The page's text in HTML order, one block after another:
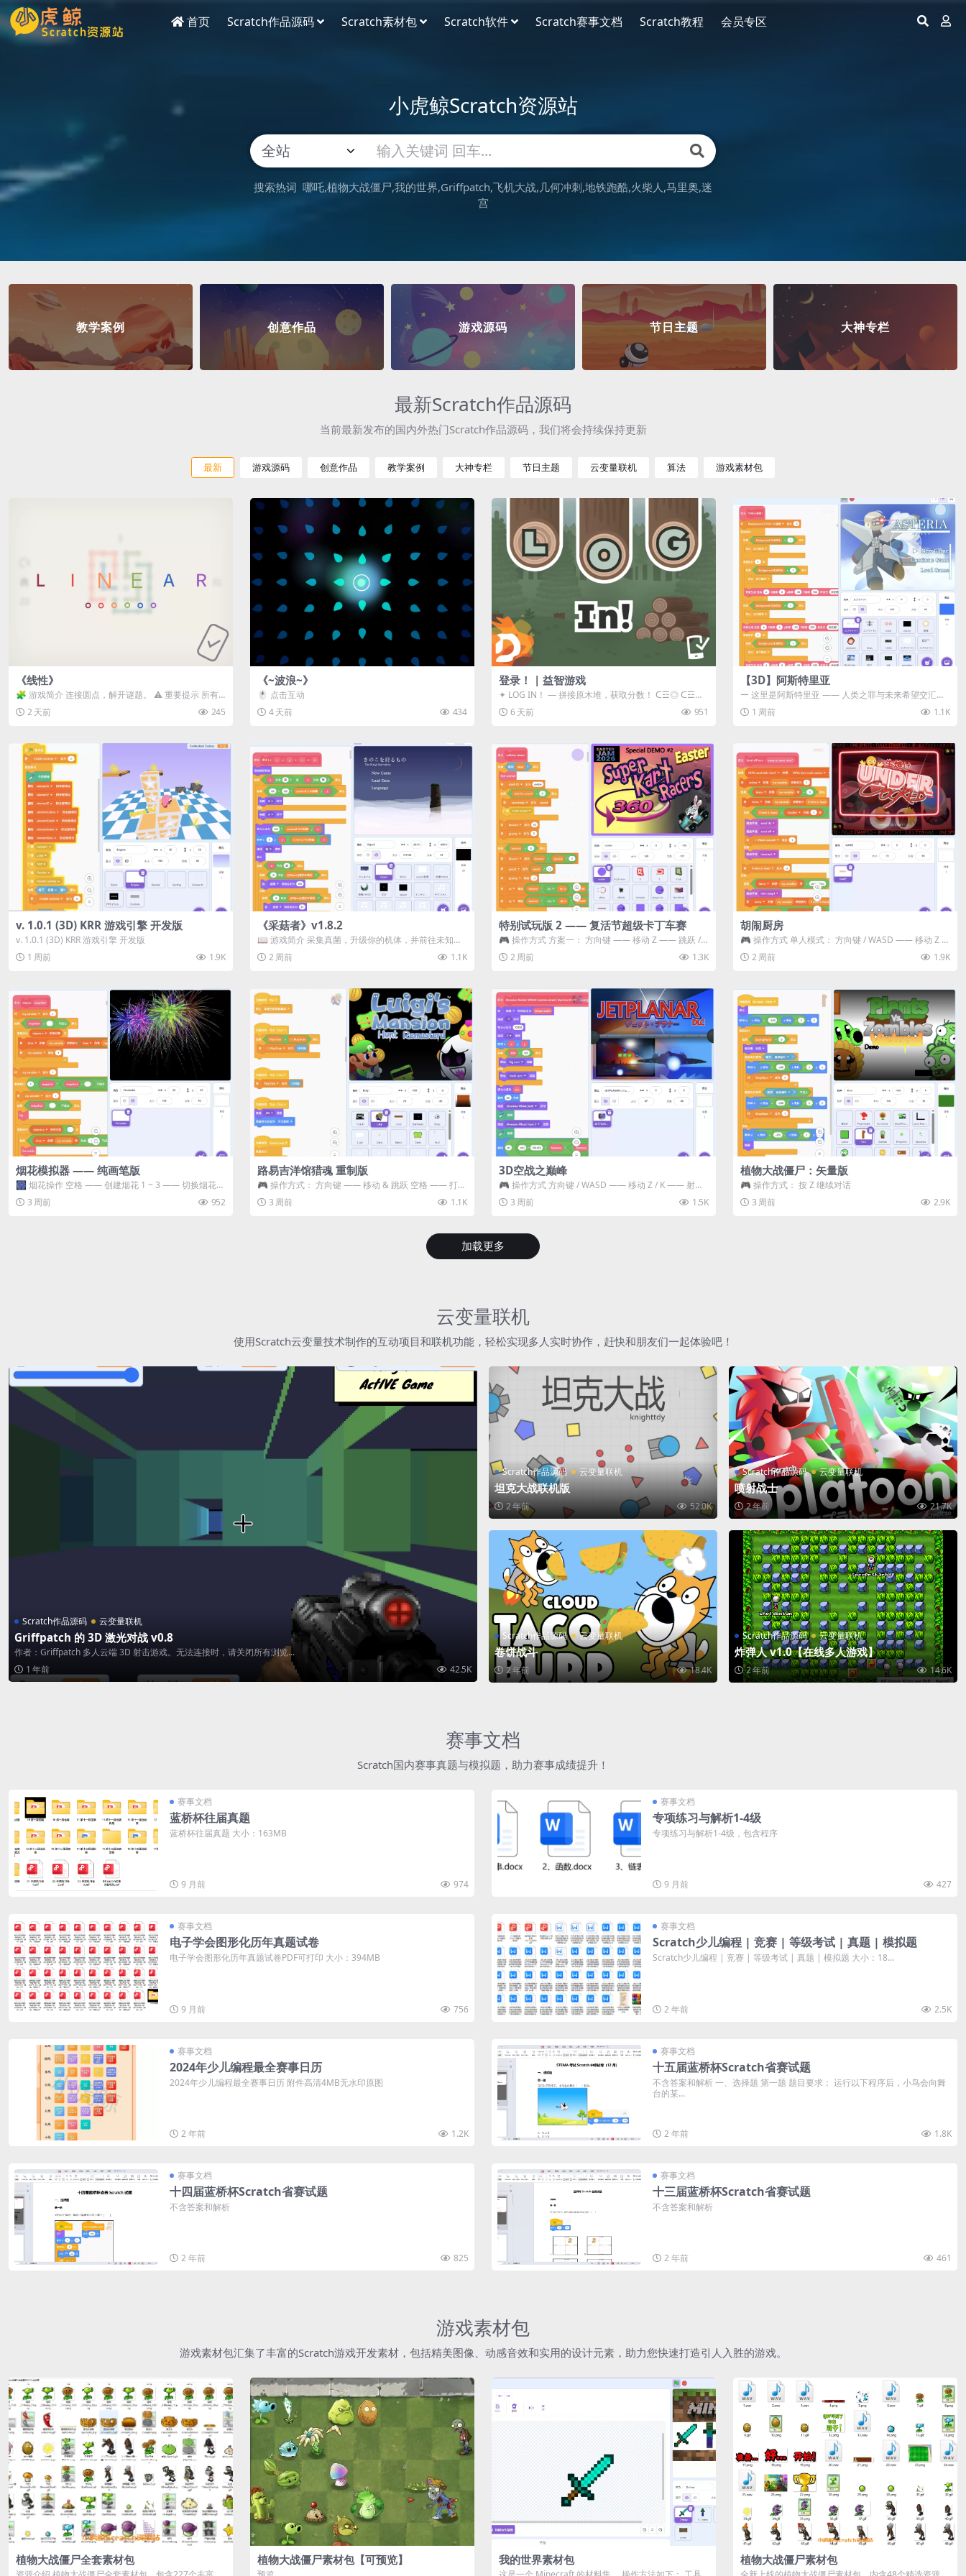
首页 Scratch作品源码 Scratch素材包 Scratch软件 Scratch赛事文档 Scratch教程 会员专区
小虎鲸Scratch资源站
搜索热词 哪吒 植物大战僵尸 我的世界 Griffpatch 飞机大战 几何冲刺 地铁跑酷 火柴人 马里奥 迷
宫
教学案例 创意作品 游戏源码 节日主题 大神专栏
最新Scratch作品源码
当前最新发布的国内外热门Scratch作品源码，我们将会持续保持更新
最新 游戏源码 创意作品 教学案例 大神专栏 节日主题 云变量联机 算法 游戏素材包
《线性》
🧩 游戏简介 连接圆点，解开谜题。 ⚠️ 重要提示 所有
关卡均可通关，请确保使用...
2 天前 245
《~波浪~》
🖱️ 点击互动
4 天前
434
登录！ | 益智游戏
✦ LOG IN！ — 拼接原木堆，获取分数！ ᑕ☲◎ ᑕ☲◎
ᑕ☲◎ ᑕ☲◎ ...
6 天前 951
【3D】阿斯特里亚
ー 这里是阿斯特里亚 —— 人类之罪与未来希望交汇之
地 📖 游戏简介 《阿斯特里...
1 周前 1.1K
v. 1.0.1 (3D) KRR 游戏引擎 开发版
v. 1.0.1 (3D) KRR 游戏引擎 开发版
1 周前
1.9K
《采菇者》v1.8.2
📖 游戏简介 采集真菌，升级你的机体，并前往未知领
域探索。 这是一款静谧的探索冒...
2 周前 1.1K
特别试玩版 2 —— 复活节超级卡丁车赛
🎮 操作方式 方案一： 方向键 —— 移动 Z —— 跳跃 /
漂移 方案二： ...
2 周前 1.3K
胡闹厨房
🎮 操作方式 单人模式： 方向键 / WASD —— 移动 Z /
K —— 抓...
2 周前 1.9K
烟花模拟器 —— 纯画笔版
🎆 烟花操作 空格 —— 创建烟花 1 ~ 3 —— 切换烟花类
型 普通烟花 嘶...
3 周前 952
路易吉洋馆猎魂 重制版
🎮 操作方式： 方向键 —— 移动 & 跳跃 空格 —— 打开
宝箱 将你...
3 周前 1.1K
3D空战之巅峰
🎮 操作方式 方向键 / WASD —— 移动 Z / K —— 射击 /
攻击...
3 周前 1.5K
植物大战僵尸：矢量版
🎮 操作方式： 按 Z 继续对话
3 周前
2.9K
加载更多
云变量联机
使用Scratch云变量技术制作的互动项目和联机功能，轻松实现多人实时协作，赶快和朋友们一起体验吧！
Scratch作品源码 云变量联机
Griffpatch 的 3D 激光对战 v0.8
作者：Griffpatch 多人云端 3D 射击游戏。无法连接时，请关闭所有浏览...
1 年前
42.5K
Scratch作品源码 云变量联机
坦克大战联机版
2 年前 52.0K
Scratch作品源码 云变量联机
喷射战士
2 年前 21.7K
Scratch作品源码 云变量联机
卷饼战斗
2 年前 18.4K
Scratch作品源码 云变量联机
炸弹人 v1.0【在线多人游戏】
2 年前 14.6K
赛事文档
Scratch国内赛事真题与模拟题，助力赛事成绩提升！
赛事文档
蓝桥杯往届真题
蓝桥杯往届真题 大小：163MB
9 月前 974
赛事文档
专项练习与解析1-4级
专项练习与解析1-4级，包含程序
9 月前 427
赛事文档
电子学会图形化历年真题试卷
电子学会图形化历年真题试卷PDF可打印 大小：394MB
9 月前 756
赛事文档
Scratch少儿编程 | 竞赛 | 等级考试 | 真题 | 模拟题
Scratch少儿编程 | 竞赛 | 等级考试 | 真题 | 模拟题 大小：18...
2 年前 2.5K
赛事文档
2024年少儿编程最全赛事日历
2024年少儿编程最全赛事日历 附件高清4MB无水印原图
2 年前 1.2K
赛事文档
十五届蓝桥杯Scratch省赛试题
不含答案和解析 一、选择题 第一题 题目要求： 运行以下程序后，小鸟会向舞
台的某...
2 年前 1.8K
赛事文档
十四届蓝桥杯Scratch省赛试题
不含答案和解析
2 年前 825
赛事文档
十三届蓝桥杯Scratch省赛试题
不含答案和解析
2 年前 461
游戏素材包
游戏素材包汇集了丰富的Scratch游戏开发素材，包括精美图像、动感音效和实用的设计元素，助力您快速打造引人入胜的游戏。
植物大战僵尸全套素材包 植物大战僵尸素材包【可预览】 我的世界素材包 植物大战僵尸素材包